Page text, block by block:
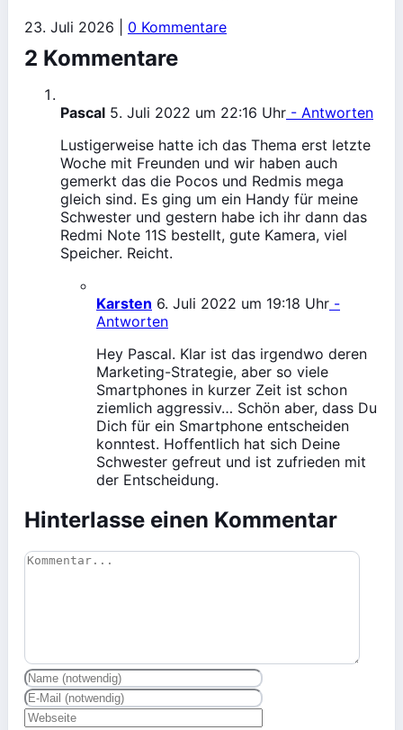
23. Juli 2026 0 Kommentare
2 Kommentare
Pascal 5. Juli 2022 um 22:16 Uhr - Antworten
Lustigerweise hatte ich das Thema erst letzte
Woche mit Freunden und wir haben auch
gemerkt das die Pocos und Redmis mega
gleich sind. Es ging um ein Handy für meine
Schwester und gestern habe ich ihr dann das
Redmi Note 11S bestellt, gute Kamera, viel
Speicher. Reicht.
Karsten 6. Juli 2022 um 19:18 Uhr -
Antworten
Hey Pascal. Klar ist das irgendwo deren
Marketing-Strategie, aber so viele
Smartphones in kurzer Zeit ist schon
ziemlich aggressiv… Schön aber, dass Du
Dich für ein Smartphone entscheiden
konntest. Hoffentlich hat sich Deine
Schwester gefreut und ist zufrieden mit
der Entscheidung.
Hinterlasse einen Kommentar
Kommentar